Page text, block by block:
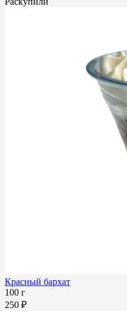
Красный бархат
100 г
250 ₽